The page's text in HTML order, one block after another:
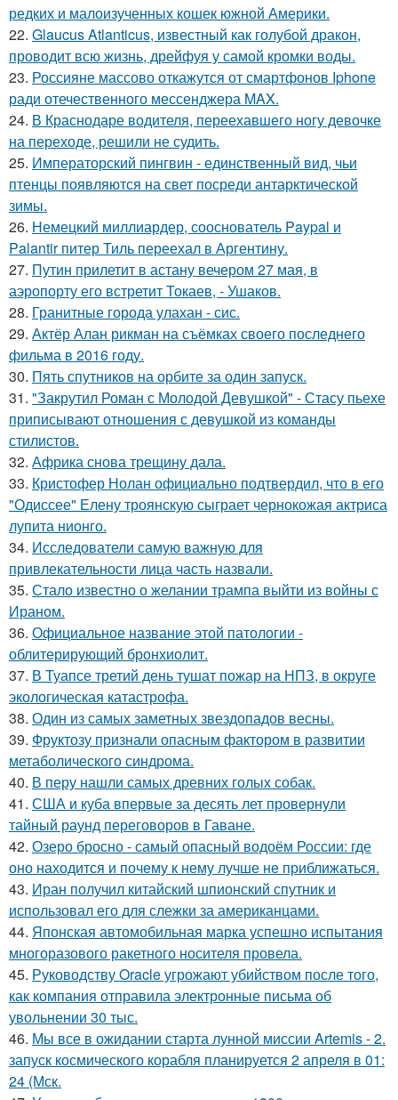
редких и малоизученных кошек южной Америки.
22. Glaucus Atlanticus, известный как голубой дракон,
проводит всю жизнь, дрейфуя у самой кромки воды.
23. Россияне массово откажутся от смартфонов Iphone
ради отечественного мессенджера MAX.
24. В Краснодаре водителя, переехавшего ногу девочке
на переходе, решили не судить.
25. Императорский пингвин - единственный вид, чьи
птенцы появляются на свет посреди антарктической
зимы.
26. Немецкий миллиардер, сооснователь Paypal и
Palantir питер Тиль переехал в Аргентину.
27. Путин прилетит в астану вечером 27 мая, в
аэропорту его встретит Токаев, - Ушаков.
28. Гранитные города улахан - сис.
29. Актёр Алан рикман на съёмках своего последнего
фильма в 2016 году.
30. Пять спутников на орбите за один запуск.
31. "Закрутил Роман с Молодой Девушкой" - Стасу пьехе
приписывают отношения с девушкой из команды
стилистов.
32. Африка снова трещину дала.
33. Кристофер Нолан официально подтвердил, что в его
"Одиссее" Елену троянскую сыграет чернокожая актриса
лупита нионго.
34. Исследователи самую важную для
привлекательности лица часть назвали.
35. Стало известно о желании трампа выйти из войны с
Ираном.
36. Официальное название этой патологии -
облитерирующий бронхиолит.
37. В Туапсе третий день тушат пожар на НПЗ, в округе
экологическая катастрофа.
38. Один из самых заметных звездопадов весны.
39. Фруктозу признали опасным фактором в развитии
метаболического синдрома.
40. В перу нашли самых древних голых собак.
41. США и куба впервые за десять лет провернули
тайный раунд переговоров в Гаване.
42. Озеро бросно - самый опасный водоём России: где
оно находится и почему к нему лучше не приближаться.
43. Иран получил китайский шпионский спутник и
использовал его для слежки за американцами.
44. Японская автомобильная марка успешно испытания
многоразового ракетного носителя провела.
45. Руководству Oracle угрожают убийством после того,
как компания отправила электронные письма об
увольнении 30 тыс.
46. Мы все в ожидании старта лунной миссии Artemis - 2.
запуск космического корабля планируется 2 апреля в 01:
24 (Мск.